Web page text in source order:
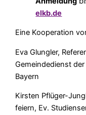
elkb.de
Eine Kooperation
Eva Glungler,
Gemeindedienst
Bayern
Kirsten Pflüger-
feiern, Ev.